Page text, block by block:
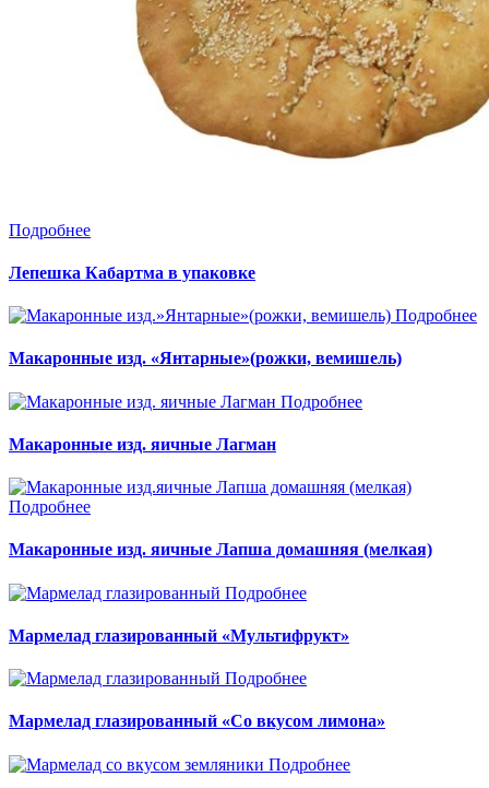
Подробнее
Лепешка Кабартма в упаковке
Подробнее
Макаронные изд. «Янтарные»(рожки, вемишель)
Подробнее
Макаронные изд. яичные Лагман
Подробнее
Макаронные изд. яичные Лапша домашняя (мелкая)
Подробнее
Мармелад глазированный «Мультифрукт»
Подробнее
Мармелад глазированный «Со вкусом лимона»
Подробнее